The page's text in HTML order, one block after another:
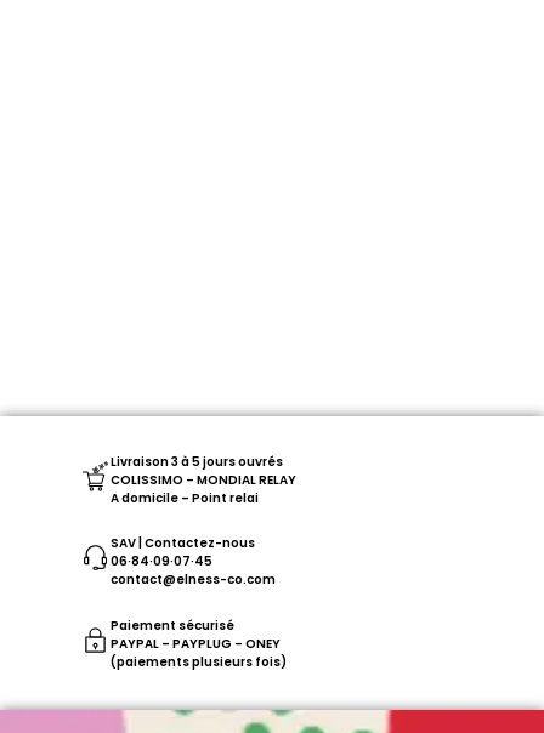
Livraison 3 à 5 jours ouvrés
COLISSIMO – MONDIAL RELAY
A domicile – Point relai
SAV | Contactez-nous
06·84·09·07·45
contact@elness-co.com
Paiement sécurisé
PAYPAL – PAYPLUG – ONEY
(paiements plusieurs fois)